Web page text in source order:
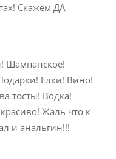
Скажем ДА
Шампанское!
Елки! Вино!
тосты! Водка!
Жаль что к
и анальгин!!!